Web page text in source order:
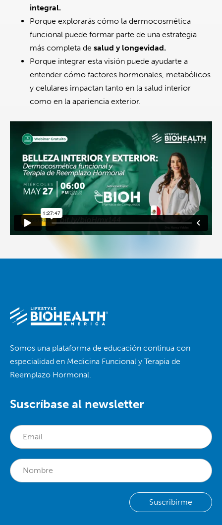
integral.
Porque explorarás cómo la dermocosmética
funcional puede formar parte de una estrategia
más completa de salud y longevidad.
Porque integrar esta visión puede ayudarte a
entender cómo factores hormonales, metabólicos
y celulares impactan tanto en la salud interior
como en la apariencia exterior.
Somos una plataforma de educación continua con
especialidad en Medicina Funcional y Terapia de
Reemplazo Hormonal.
Suscríbase al newsletter